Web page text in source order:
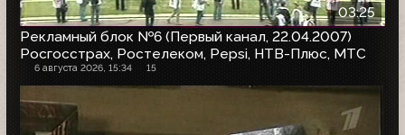
03:25
Рекламный блок №6 (Первый канал, 22.04.2007)
Росгосстрах, Ростелеком, Pepsi, НТВ-Плюс, МТС
6 августа 2026, 15:34 15